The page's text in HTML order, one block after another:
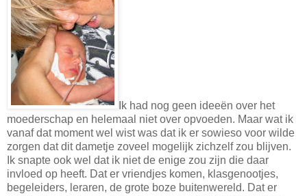
Ik had nog geen ideeën over het
moederschap en helemaal niet over opvoeden. Maar wat ik
vanaf dat moment wel wist was dat ik er sowieso voor wilde
zorgen dat dit dametje zoveel mogelijk zichzelf zou blijven.
Ik snapte ook wel dat ik niet de enige zou zijn die daar
invloed op heeft. Dat er vriendjes komen, klasgenootjes,
begeleiders, leraren, de grote boze buitenwereld. Dat er